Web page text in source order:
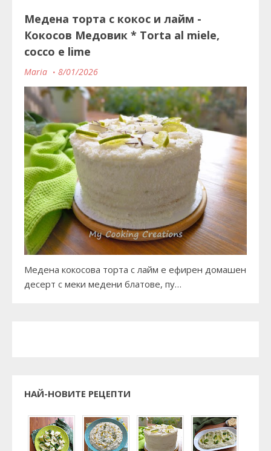
Медена торта с кокос и лайм -
Кокосов Медовик * Torta al miele,
cocco e lime
Maria 8/01/2026
Медена кокосова торта с лайм е ефирен домашен
десерт с меки медени блатове, пу…
НАЙ-НОВИТЕ РЕЦЕПТИ